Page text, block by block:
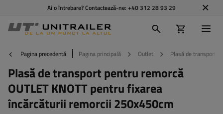
Ai o întrebare? Contactează-ne: +40 312 28 93 29
Pagina precedentă Pagina principală Outlet Plasă de transport
Plasă de transport pentru remorcă
OUTLET KNOTT pentru fixarea
încărcăturii remorcii 250x450cm